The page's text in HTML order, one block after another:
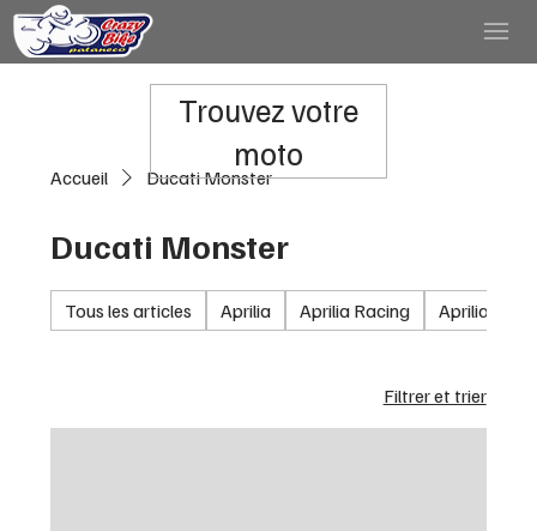
Accueil Ducati Monster
Ducati Monster
Tous les articles Aprilia Aprilia Racing Aprilia
Filtrer et trier
Trouvez votre
moto